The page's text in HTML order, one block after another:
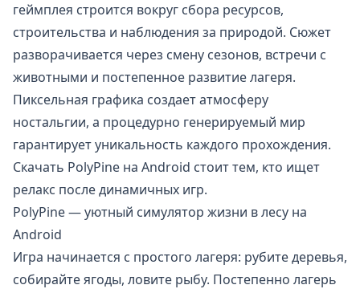
геймплея строится вокруг сбора ресурсов,
строительства и наблюдения за природой. Сюжет
разворачивается через смену сезонов, встречи с
животными и постепенное развитие лагеря.
Пиксельная графика создает атмосферу
ностальгии, а процедурно генерируемый мир
гарантирует уникальность каждого прохождения.
Скачать PolyPine на Android стоит тем, кто ищет
релакс после динамичных игр.
PolyPine — уютный симулятор жизни в лесу на
Android
Игра начинается с простого лагеря: рубите деревья,
собирайте ягоды, ловите рыбу. Постепенно лагерь